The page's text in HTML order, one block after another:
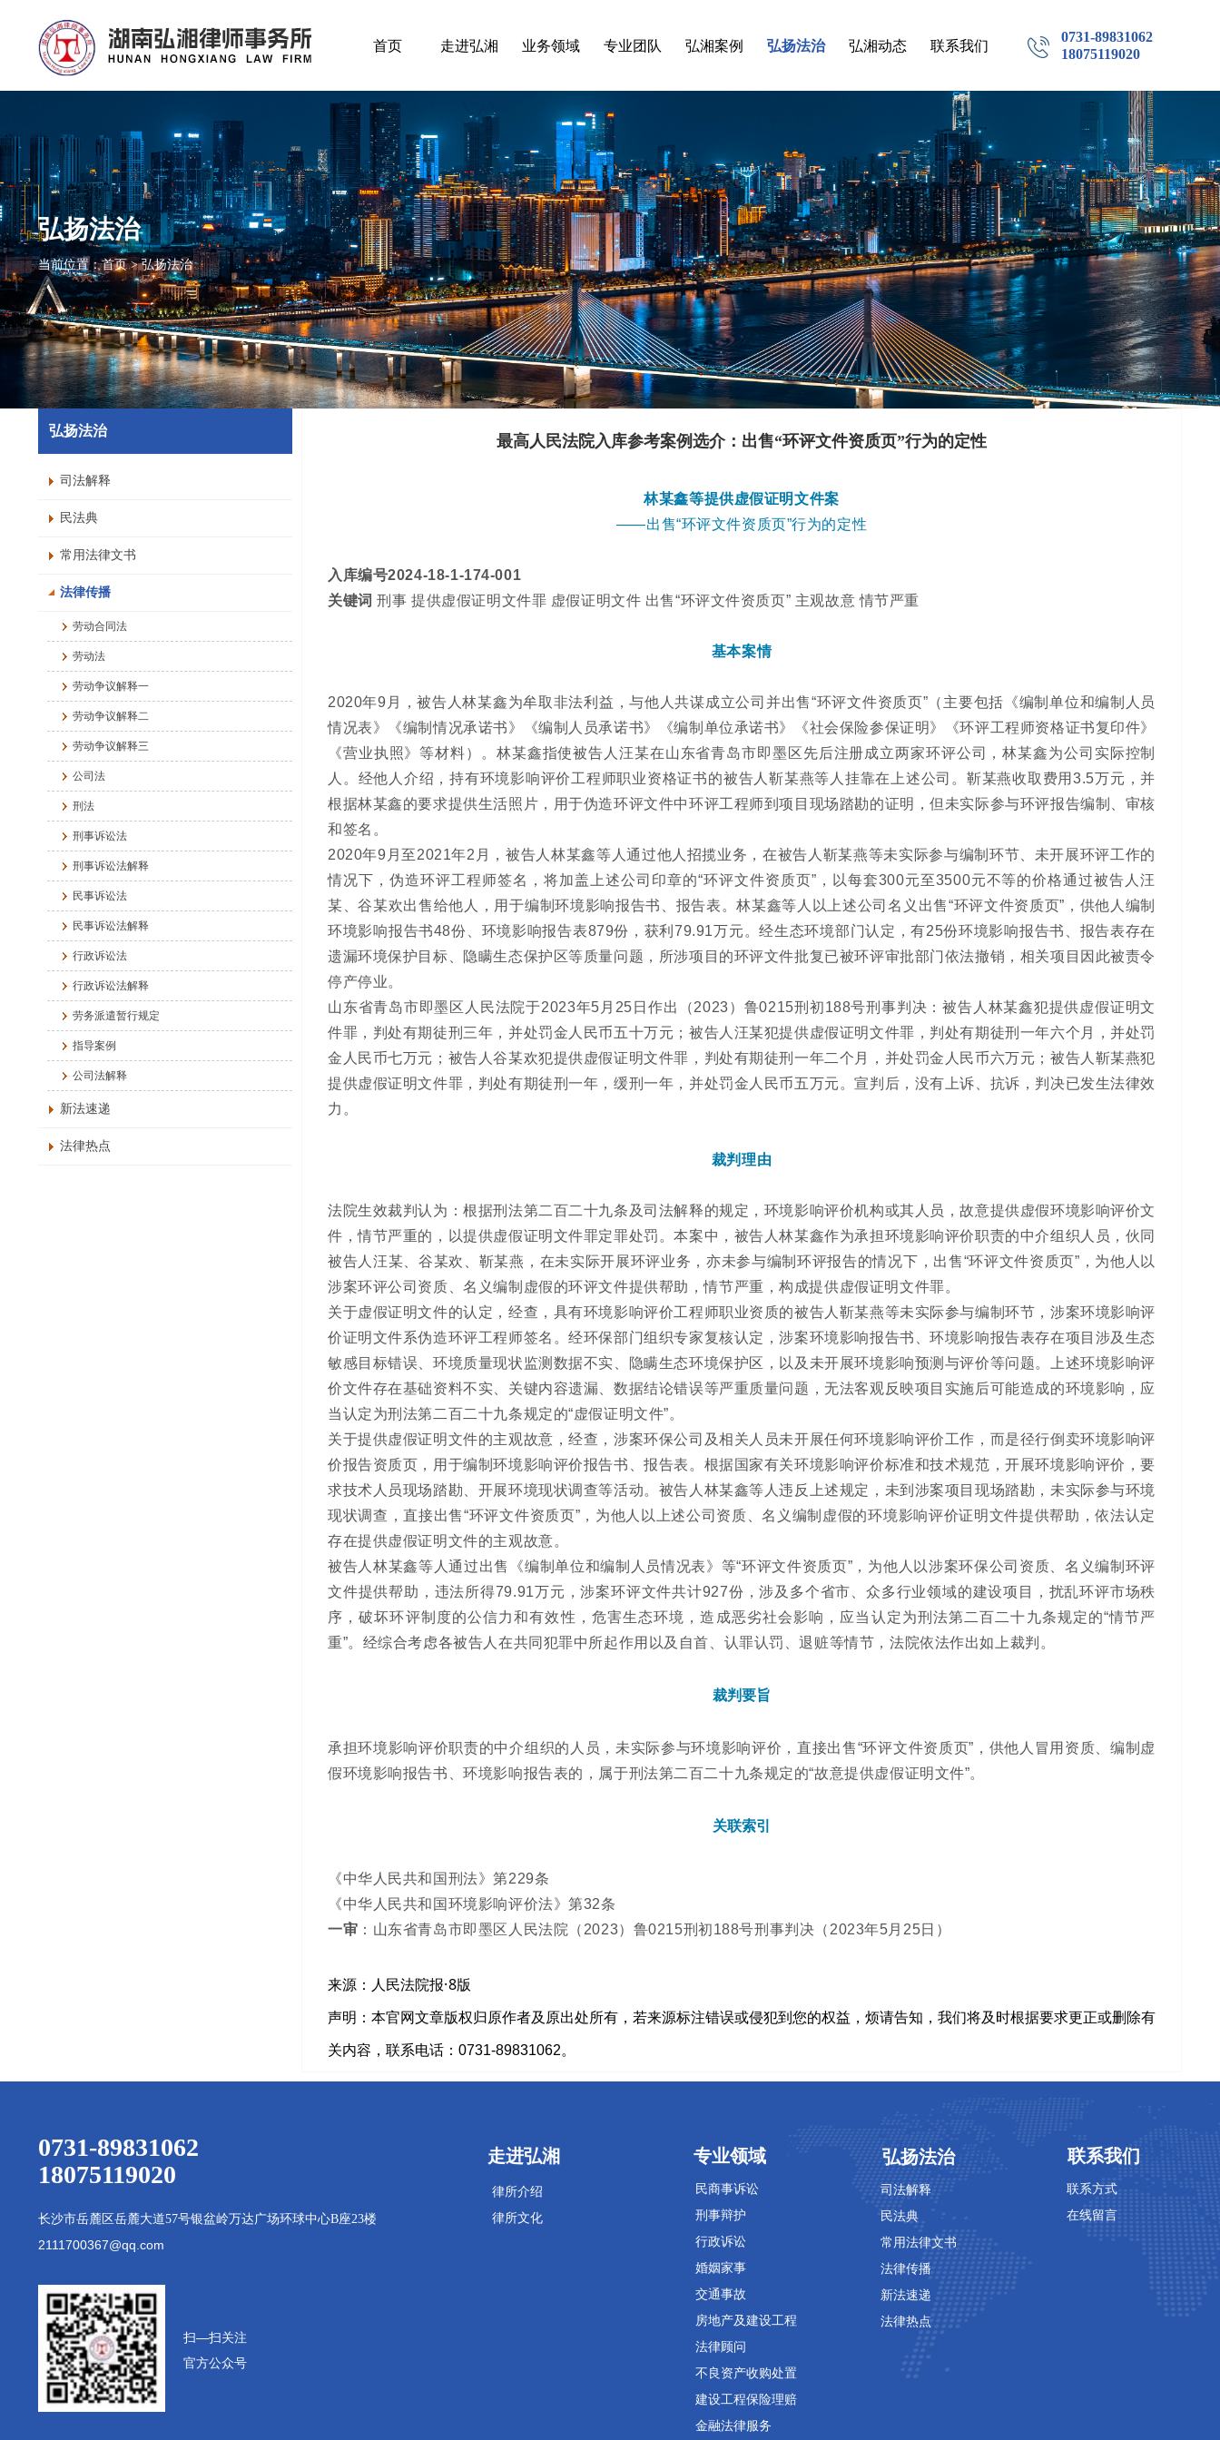
0731-89831062
18075119020
首页 走进弘湘 业务领域 专业团队 弘湘案例 弘扬法治 弘湘动态 联系我们
弘扬法治
当前位置：首页 > 弘扬法治
弘扬法治
司法解释
民法典
常用法律文书
法律传播
劳动合同法
劳动法
劳动争议解释一
劳动争议解释二
劳动争议解释三
公司法
刑法
刑事诉讼法
刑事诉讼法解释
民事诉讼法
民事诉讼法解释
行政诉讼法
行政诉讼法解释
劳务派遣暂行规定
指导案例
公司法解释
新法速递
法律热点
最高人民法院入库参考案例选介：出售“环评文件资质页”行为的定性
林某鑫等提供虚假证明文件案
——出售“环评文件资质页”行为的定性
入库编号2024-18-1-174-001
关键词 刑事 提供虚假证明文件罪 虚假证明文件 出售“环评文件资质页” 主观故意 情节严重
基本案情
2020年9月，被告人林某鑫为牟取非法利益，与他人共谋成立公司并出售“环评文件资质页”（主要包括《编制单位和编制人员
情况表》《编制情况承诺书》《编制人员承诺书》《编制单位承诺书》《社会保险参保证明》《环评工程师资格证书复印件》
《营业执照》等材料）。林某鑫指使被告人汪某在山东省青岛市即墨区先后注册成立两家环评公司，林某鑫为公司实际控制
人。经他人介绍，持有环境影响评价工程师职业资格证书的被告人靳某燕等人挂靠在上述公司。靳某燕收取费用3.5万元，并
根据林某鑫的要求提供生活照片，用于伪造环评文件中环评工程师到项目现场踏勘的证明，但未实际参与环评报告编制、审核
和签名。
2020年9月至2021年2月，被告人林某鑫等人通过他人招揽业务，在被告人靳某燕等未实际参与编制环节、未开展环评工作的
情况下，伪造环评工程师签名，将加盖上述公司印章的“环评文件资质页”，以每套300元至3500元不等的价格通过被告人汪
某、谷某欢出售给他人，用于编制环境影响报告书、报告表。林某鑫等人以上述公司名义出售“环评文件资质页”，供他人编制
环境影响报告书48份、环境影响报告表879份，获利79.91万元。经生态环境部门认定，有25份环境影响报告书、报告表存在
遗漏环境保护目标、隐瞒生态保护区等质量问题，所涉项目的环评文件批复已被环评审批部门依法撤销，相关项目因此被责令
停产停业。
山东省青岛市即墨区人民法院于2023年5月25日作出（2023）鲁0215刑初188号刑事判决：被告人林某鑫犯提供虚假证明文
件罪，判处有期徒刑三年，并处罚金人民币五十万元；被告人汪某犯提供虚假证明文件罪，判处有期徒刑一年六个月，并处罚
金人民币七万元；被告人谷某欢犯提供虚假证明文件罪，判处有期徒刑一年二个月，并处罚金人民币六万元；被告人靳某燕犯
提供虚假证明文件罪，判处有期徒刑一年，缓刑一年，并处罚金人民币五万元。宣判后，没有上诉、抗诉，判决已发生法律效
力。
裁判理由
法院生效裁判认为：根据刑法第二百二十九条及司法解释的规定，环境影响评价机构或其人员，故意提供虚假环境影响评价文
件，情节严重的，以提供虚假证明文件罪定罪处罚。本案中，被告人林某鑫作为承担环境影响评价职责的中介组织人员，伙同
被告人汪某、谷某欢、靳某燕，在未实际开展环评业务，亦未参与编制环评报告的情况下，出售“环评文件资质页”，为他人以
涉案环评公司资质、名义编制虚假的环评文件提供帮助，情节严重，构成提供虚假证明文件罪。
关于虚假证明文件的认定，经查，具有环境影响评价工程师职业资质的被告人靳某燕等未实际参与编制环节，涉案环境影响评
价证明文件系伪造环评工程师签名。经环保部门组织专家复核认定，涉案环境影响报告书、环境影响报告表存在项目涉及生态
敏感目标错误、环境质量现状监测数据不实、隐瞒生态环境保护区，以及未开展环境影响预测与评价等问题。上述环境影响评
价文件存在基础资料不实、关键内容遗漏、数据结论错误等严重质量问题，无法客观反映项目实施后可能造成的环境影响，应
当认定为刑法第二百二十九条规定的“虚假证明文件”。
关于提供虚假证明文件的主观故意，经查，涉案环保公司及相关人员未开展任何环境影响评价工作，而是径行倒卖环境影响评
价报告资质页，用于编制环境影响评价报告书、报告表。根据国家有关环境影响评价标准和技术规范，开展环境影响评价，要
求技术人员现场踏勘、开展环境现状调查等活动。被告人林某鑫等人违反上述规定，未到涉案项目现场踏勘，未实际参与环境
现状调查，直接出售“环评文件资质页”，为他人以上述公司资质、名义编制虚假的环境影响评价证明文件提供帮助，依法认定
存在提供虚假证明文件的主观故意。
被告人林某鑫等人通过出售《编制单位和编制人员情况表》等“环评文件资质页”，为他人以涉案环保公司资质、名义编制环评
文件提供帮助，违法所得79.91万元，涉案环评文件共计927份，涉及多个省市、众多行业领域的建设项目，扰乱环评市场秩
序，破坏环评制度的公信力和有效性，危害生态环境，造成恶劣社会影响，应当认定为刑法第二百二十九条规定的“情节严
重”。经综合考虑各被告人在共同犯罪中所起作用以及 自首、认罪认罚、退赃等情节，法院依法作出如上裁判。
裁判要旨
承担环境影响评价职责的中介组织的人员，未实际参与环境影响评价，直接出售“环评文件资质页”，供他人冒用资质、编制虚
假环境影响报告书、环境影响报告表的，属于刑法第二百二十九条规定的“故意提供虚假证明文件”。
关联索引
《中华人民共和国刑法》第229条
《中华人民共和国环境影响评价法》第32条
一审 ：山东省青岛市即墨区人民法院（2023）鲁0215刑初188号刑事判决（2023年5月25日）
来源：人民法院报·8版
声明：本官网文章版权归原作者及原出处所有，若来源标注错误或侵犯到您的权益，烦请告知，我们将及时根据要求更正或删除有
关内容，联系电话：0731-89831062。
律所介绍
律所文化
专业领域
走进弘湘
民商事诉讼
刑事辩护
行政诉讼
婚姻家事
交通事故
房地产及建设工程
法律顾问
不良资产收购处置
建设工程保险理赔
金融法律服务
专业领域
专业领域
司法解释
民法典
常用法律文书
法律传播
新法速递
法律热点
专业领域
弘扬法治
联系方式
在线留言
专业领域
联系我们
长沙市岳麓区岳麓大道57号银盆岭万达广场环球中心B座23楼
2111700367@qq.com
0731-89831062
18075119020
扫—扫关注
官方公众号